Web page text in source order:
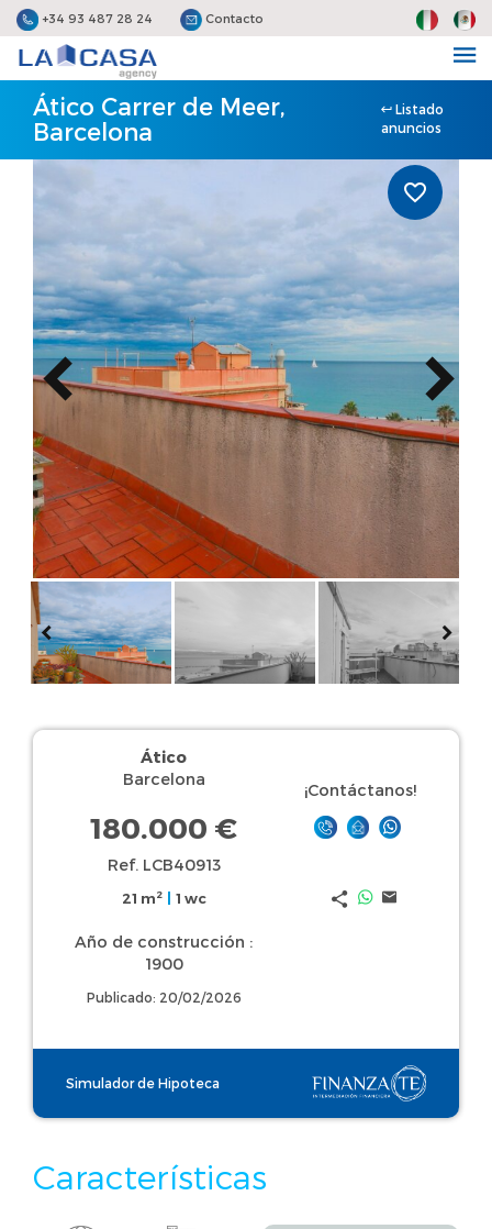
+34 93 487 28 24 Contacto
Ático Carrer de Meer,
Barcelona
Listado
anuncios
Ático
Barcelona
180.000 €
Ref. LCB40913
21 m2 1 wc
Año de construcción :
1900
Publicado: 20/02/2026
¡Contáctanos!
Simulador de Hipoteca
Características